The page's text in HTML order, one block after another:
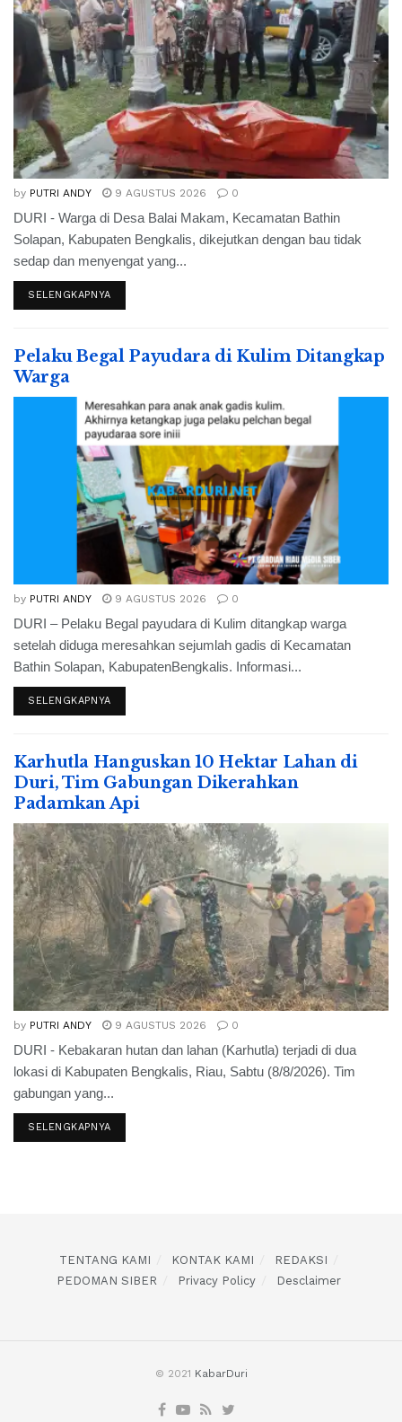
by PUTRI ANDY 9 AGUSTUS 2026 0
DURI - Warga di Desa Balai Makam, Kecamatan Bathin
Solapan, Kabupaten Bengkalis, dikejutkan dengan bau tidak
sedap dan menyengat yang...
SELENGKAPNYA
Pelaku Begal Payudara di Kulim Ditangkap
Warga
by PUTRI ANDY 9 AGUSTUS 2026 0
DURI – Pelaku Begal payudara di Kulim ditangkap warga
setelah diduga meresahkan sejumlah gadis di Kecamatan
Bathin Solapan, KabupatenBengkalis. Informasi...
SELENGKAPNYA
Karhutla Hanguskan 10 Hektar Lahan di
Duri, Tim Gabungan Dikerahkan
Padamkan Api
by PUTRI ANDY 9 AGUSTUS 2026 0
DURI - Kebakaran hutan dan lahan (Karhutla) terjadi di dua
lokasi di Kabupaten Bengkalis, Riau, Sabtu (8/8/2026). Tim
gabungan yang...
SELENGKAPNYA
TENTANG KAMI KONTAK KAMI
REDAKSI
PEDOMAN SIBER
Privacy Policy Desclaimer
© 2021 KabarDuri